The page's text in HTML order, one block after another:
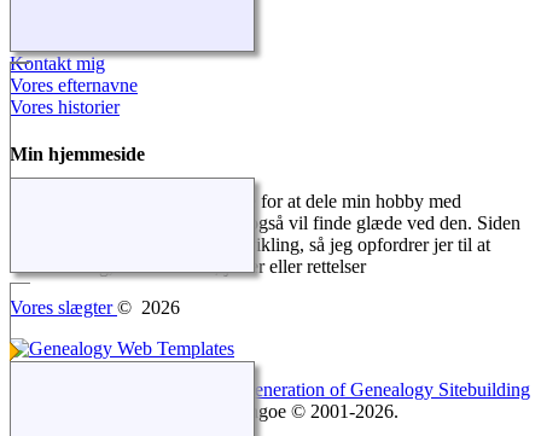
Kontakt mig
Vores efternavne
Vores historier
Min hjemmeside
Jeg oprettede denne hjemmeside for at dele min hobby med
familien, og jeg håber, at andre også vil finde glæde ved den. Siden
og indholdet er stadig under udvikling, så jeg opfordrer jer til at
kontakte mig, hvis I har tilføjelser eller rettelser
Vores slægter© 2026
The Next Generation of Genealogy Sitebuilding
v. 15.0.2, forfattet af Darrin Lythgoe © 2001-2026.